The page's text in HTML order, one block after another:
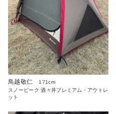
鳥越敬仁
171cm
スノーピーク 酒々井プレミアム・アウトレ
ット